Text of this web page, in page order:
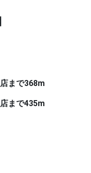
で368m
で435m